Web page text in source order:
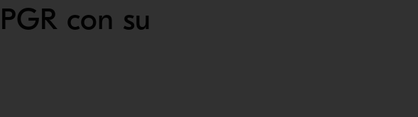
con su